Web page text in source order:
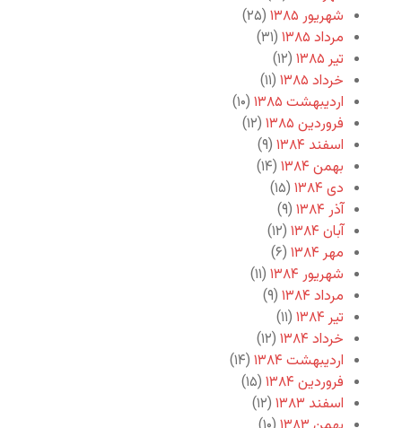
شهریور ۱۳۸۵
(۲۵)
مرداد ۱۳۸۵
(۳۱)
تیر ۱۳۸۵
(۱۲)
خرداد ۱۳۸۵
(۱۱)
اردیبهشت ۱۳۸۵
(۱۰)
فروردین ۱۳۸۵
(۱۲)
اسفند ۱۳۸۴
(۹)
بهمن ۱۳۸۴
(۱۴)
دی ۱۳۸۴
(۱۵)
آذر ۱۳۸۴
(۹)
آبان ۱۳۸۴
(۱۲)
مهر ۱۳۸۴
(۶)
شهریور ۱۳۸۴
(۱۱)
مرداد ۱۳۸۴
(۹)
تیر ۱۳۸۴
(۱۱)
خرداد ۱۳۸۴
(۱۲)
اردیبهشت ۱۳۸۴
(۱۴)
فروردین ۱۳۸۴
(۱۵)
اسفند ۱۳۸۳
(۱۲)